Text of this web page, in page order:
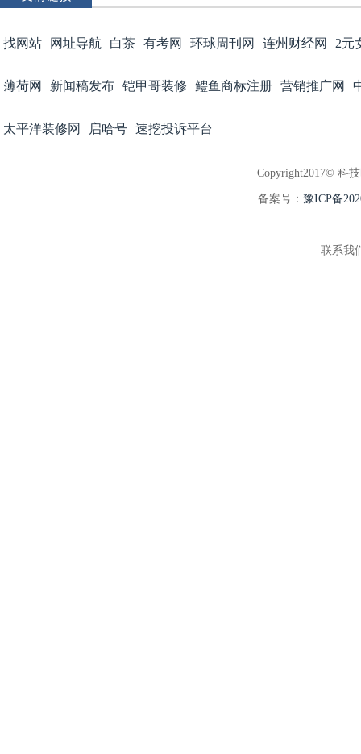
找网站 网址导航 白茶 有考网 环球周刊网 连州财经网 2元
薄荷网 新闻稿发布 铠甲哥装修 鳢鱼商标注册 营销推广网
太平洋装修网 启哈号 速挖投诉平台
Copyright2017© 科
备案号： 豫ICP备
联系我